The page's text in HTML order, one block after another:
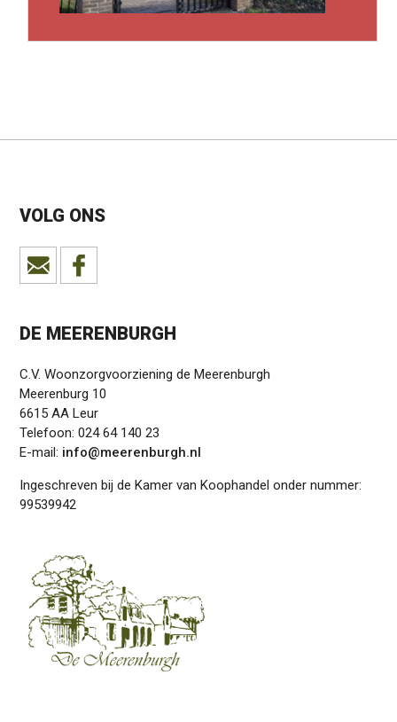
VOLG ONS
DE MEERENBURGH
C.V. Woonzorgvoorziening de Meerenburgh
Meerenburg 10
6615 AA Leur
Telefoon: 024 64 140 23
E-mail: info@meerenburgh.nl
Ingeschreven bij de Kamer van Koophandel onder nummer:
99539942